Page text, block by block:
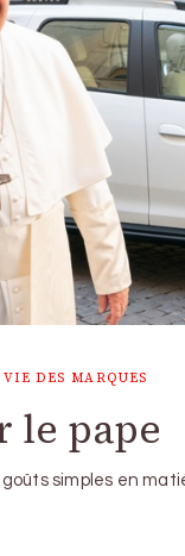
VIE DES MARQUES
le pape
simples en